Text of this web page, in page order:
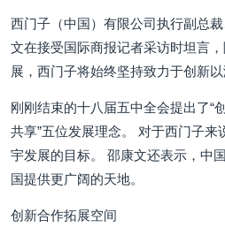
西门子（中国）有限公司执行副总
文在接受国际商报记者采访时坦言
展，西门子将始终坚持致力于创新以
刚刚结束的十八届五中全会提出了“
共享”五位发展理念。 对于西门子来
宇发展的目标。 邵康文还表示，中
国提供更广阔的天地。
创新合作拓展空间